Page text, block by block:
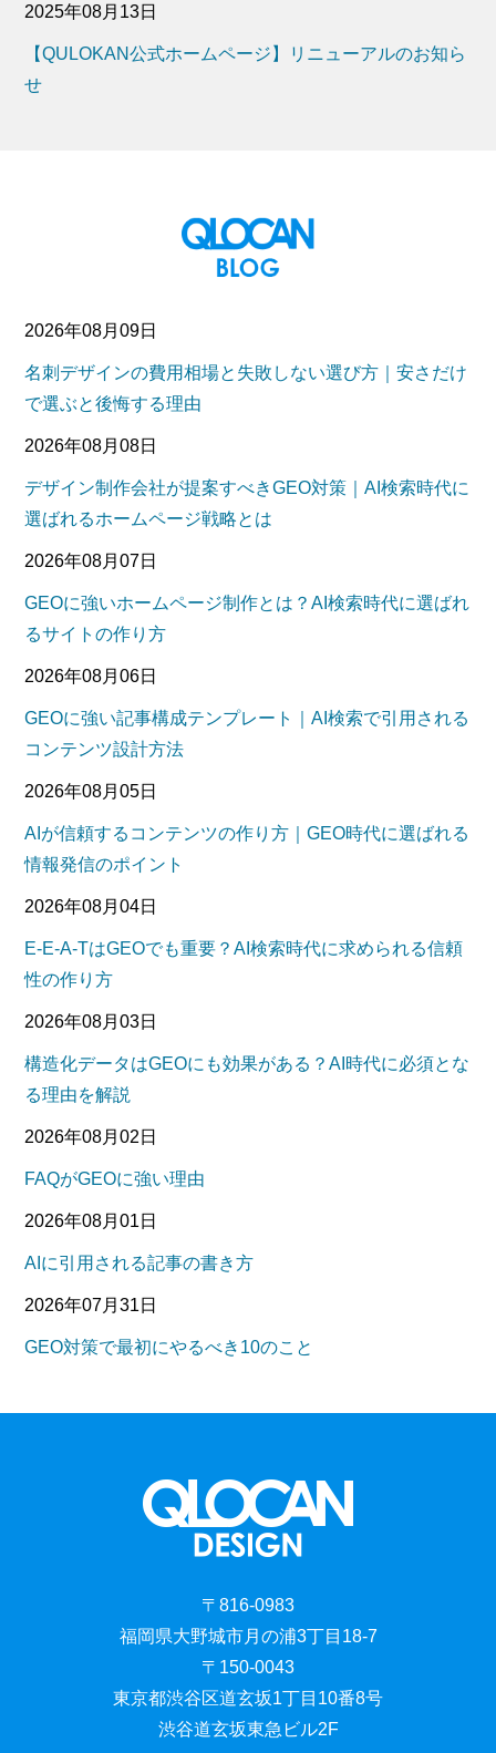
2025年08月13日
【QULOKAN公式ホームページ】リニューアルのお知ら
せ
2026年08月09日
名刺デザインの費用相場と失敗しない選び方｜安さだけ
で選ぶと後悔する理由
2026年08月08日
デザイン制作会社が提案すべきGEO対策｜AI検索時代に
選ばれるホームページ戦略とは
2026年08月07日
GEOに強いホームページ制作とは？AI検索時代に選ばれ
るサイトの作り方
2026年08月06日
GEOに強い記事構成テンプレート｜AI検索で引用される
コンテンツ設計方法
2026年08月05日
AIが信頼するコンテンツの作り方｜GEO時代に選ばれる
情報発信のポイント
2026年08月04日
E-E-A-TはGEOでも重要？AI検索時代に求められる信頼
性の作り方
2026年08月03日
構造化データはGEOにも効果がある？AI時代に必須とな
る理由を解説
2026年08月02日
FAQがGEOに強い理由
2026年08月01日
AIに引用される記事の書き方
2026年07月31日
GEO対策で最初にやるべき10のこと
〒816-0983
福岡県大野城市月の浦3丁目18-7
〒150-0043
東京都渋谷区道玄坂1丁目10番8号
渋谷道玄坂東急ビル2F